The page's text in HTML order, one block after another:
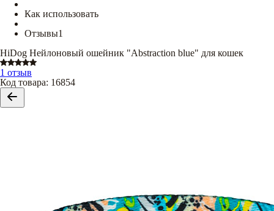
Как использовать
Отзывы1
HiDog Нейлоновый ошейник "Abstraction blue" для кошек
1 отзыв
Код товара: 16854